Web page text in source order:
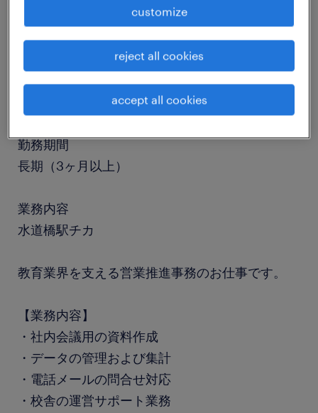
job details
職種
勤務期間
長期（3ヶ月以上）
業務内容
水道橋駅チカ
教育業界を支える営業推進事務のお仕事です。
【業務内容】
・社内会議用の資料作成
・データの管理および集計
・電話メールの問合せ対応
・校舎の運営サポート業務
customize
reject all cookies
accept all cookies